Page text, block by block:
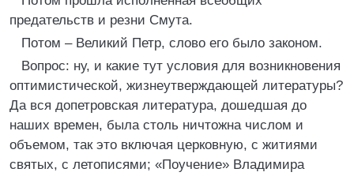
предательств и резни Смута.
Потом – Великий Петр, слово его было законом.
Вопрос: ну, и какие тут условия для возникновения
оптимистической, жизнеутверждающей литературы?
Да вся допетровская литература, дошедшая до
наших времен, была столь ничтожна числом и
объемом, так это включая церковную, с житиями
святых, с летописями; «Поучение» Владимира